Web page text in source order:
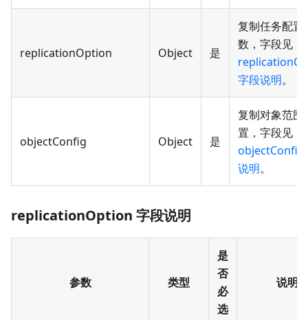
replicationOption Object 是
复制任务配置
数，字段见
字段说明。
objectConfig Object 是
复制对象范围
置，字段见
objectConfig
说明。
replicationOption 字段说明
参数 类型
是
否
必
选
说明